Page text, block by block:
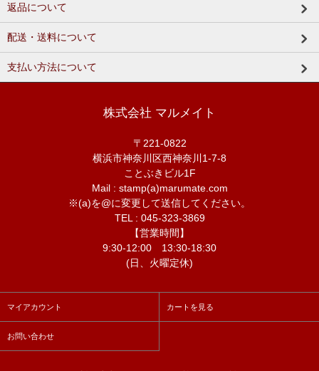
返品について
配送・送料について
支払い方法について
株式会社 マルメイト
〒221-0822
横浜市神奈川区西神奈川1-7-8
ことぶきビル1F
Mail : stamp(a)marumate.com
※(a)を@に変更して送信してください。
TEL : 045-323-3869
【営業時間】
9:30-12:00 13:30-18:30
(日、火曜定休)
マイアカウント カートを見る
お問い合わせ